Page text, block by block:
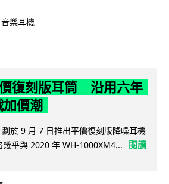
音樂耳機
復刻版耳筒 沿用六年
價潮
於 9 月 7 日推出平價復刻版降噪耳機
乎與 2020 年 WH-1000XM4...
閱讀